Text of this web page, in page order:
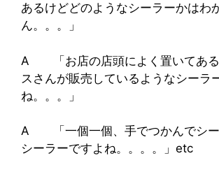
あるけどどのようなシーラーかはわ
ん。。。」
A 「お店の店頭によく置いてある
スさんが販売しているようなシーラ
ね。。。」
A 「一個一個、手でつかんでシー
シーラーですよね。。。。」etc